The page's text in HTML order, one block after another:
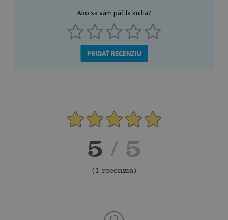
Ako sa vám páčila kniha?
PRIDAŤ RECENZIU
5 / 5
(1 recenzia)